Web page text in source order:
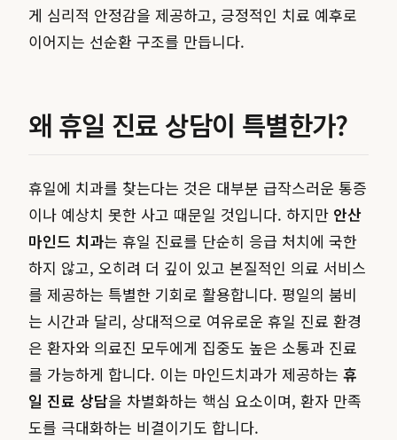
게 심리적 안정감을 제공하고, 긍정적인 치료 예후로
이어지는 선순환 구조를 만듭니다.
왜 휴일 진료 상담이 특별한가?
휴일에 치과를 찾는다는 것은 대부분 급작스러운 통증
이나 예상치 못한 사고 때문일 것입니다. 하지만 안산
마인드 치과는 휴일 진료를 단순히 응급 처치에 국한
하지 않고, 오히려 더 깊이 있고 본질적인 의료 서비스
를 제공하는 특별한 기회로 활용합니다. 평일의 붐비
는 시간과 달리, 상대적으로 여유로운 휴일 진료 환경
은 환자와 의료진 모두에게 집중도 높은 소통과 진료
를 가능하게 합니다. 이는 마인드치과가 제공하는 휴
일 진료 상담을 차별화하는 핵심 요소이며, 환자 만족
도를 극대화하는 비결이기도 합니다.